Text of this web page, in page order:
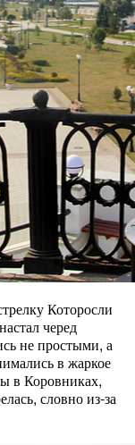
Которосли
черед
не простыми, а
в жаркое
в Коровниках,
словно из-за